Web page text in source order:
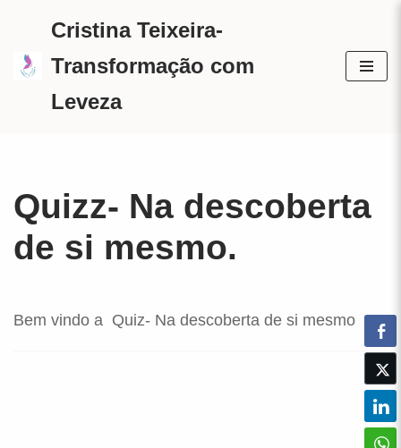
para
Cristina Teixeira-
Transformação com
Leveza
Quizz- Na descoberta
de si mesmo.
Bem vindo a Quiz- Na descoberta de si mesmo